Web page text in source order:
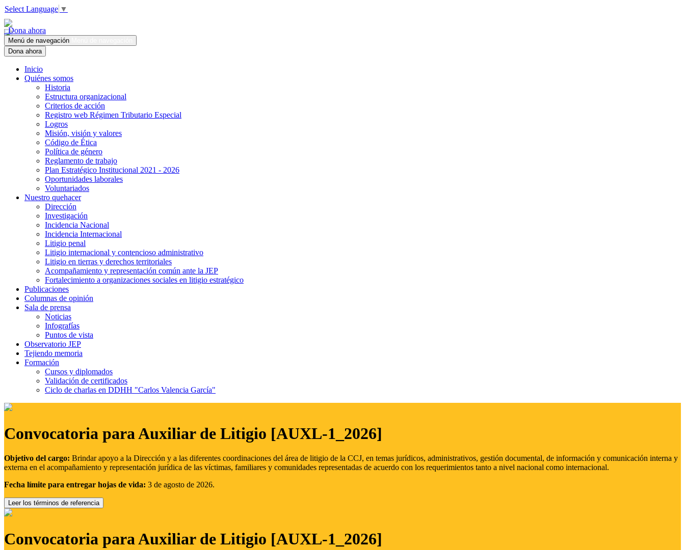
Select Language ▼
Dona ahora
Menú de navegación
Dona ahora
Inicio
Quiénes somos
Historia
Estructura organizacional
Criterios de acción
Registro web Régimen Tributario Especial
Logros
Misión, visión y valores
Código de Ética
Política de género
Reglamento de trabajo
Plan Estratégico Institucional 2021 - 2026
Oportunidades laborales
Voluntariados
Nuestro quehacer
Dirección
Investigación
Incidencia Nacional
Incidencia Internacional
Litigio penal
Litigio internacional y contencioso administrativo
Litigio en tierras y derechos territoriales
Acompañamiento y representación común ante la JEP
Fortalecimiento a organizaciones sociales en litigio estratégico
Publicaciones
Columnas de opinión
Sala de prensa
Noticias
Infografías
Puntos de vista
Observatorio JEP
Tejiendo memoria
Formación
Cursos y diplomados
Validación de certificados
Ciclo de charlas en DDHH "Carlos Valencia García"
Convocatoria para Auxiliar de Litigio [AUXL-1_2026]
Objetivo del cargo: Brindar apoyo a la Dirección y a las diferentes coordinaciones del área de litigio de la CCJ, en temas jurídicos, administrativos, gestión documental, de información y comunicación interna y
externa en el acompañamiento y representación jurídica de las víctimas, familiares y comunidades representadas de acuerdo con los requerimientos tanto a nivel nacional como internacional.
Fecha límite para entregar hojas de vida: 3 de agosto de 2026.
Leer los términos de referencia
Convocatoria para Auxiliar de Litigio [AUXL-1_2026]